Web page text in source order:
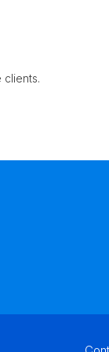
clients.